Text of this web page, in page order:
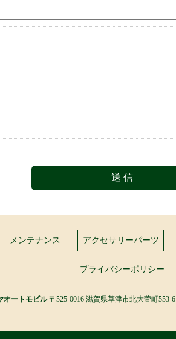
メンテナンス アクセサリーパーツ
プライバシーポリシー
オートモビル〒525-0016 滋賀県草津市北大萱町553-6